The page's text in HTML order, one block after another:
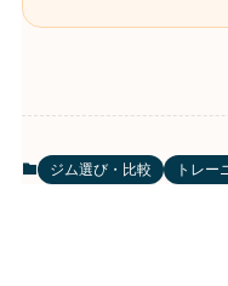
ジム選び・比較 トレー